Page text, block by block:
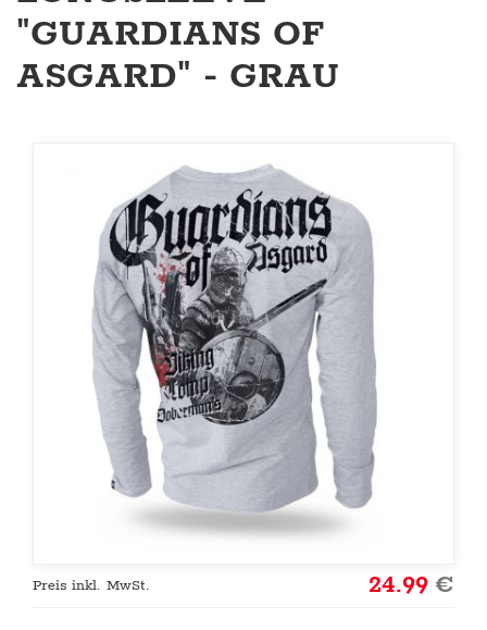
"GUARDIANS OF
ASGARD" - GRAU
Preis inkl. MwSt. 24.99€